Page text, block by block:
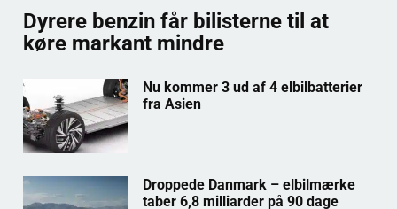
Dyrere benzin får bilisterne til at
køre markant mindre
Nu kommer 3 ud af 4 elbilbatterier
fra Asien
Droppede Danmark – elbilmærke
taber 6,8 milliarder på 90 dage